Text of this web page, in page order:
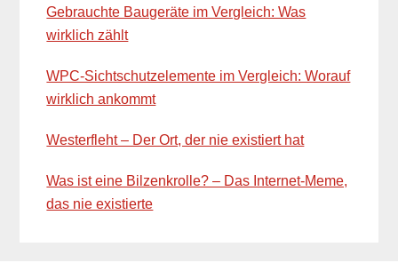
Gebrauchte Baugeräte im Vergleich: Was
wirklich zählt
WPC-Sichtschutzelemente im Vergleich: Worauf
wirklich ankommt
Westerfleht – Der Ort, der nie existiert hat
Was ist eine Bilzenkrolle? – Das Internet-Meme,
das nie existierte